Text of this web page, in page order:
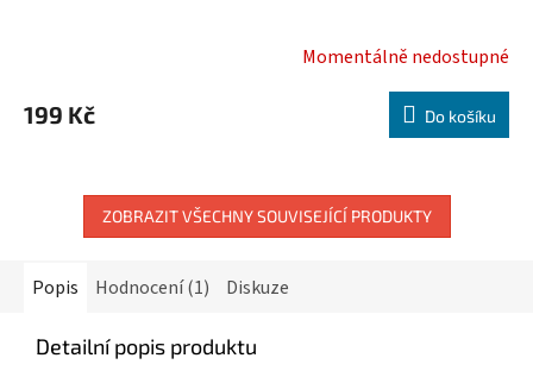
Momentálně nedostupné
199 Kč Do košíku
ZOBRAZIT VŠECHNY SOUVISEJÍCÍ PRODUKTY
Popis Hodnocení (1) Diskuze
Detailní popis produktu